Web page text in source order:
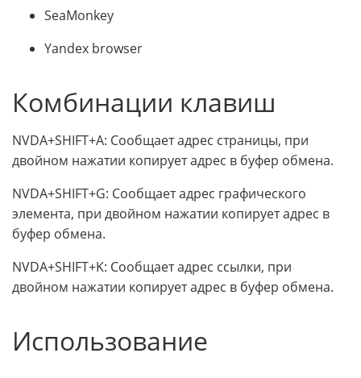
SeaMonkey
Yandex browser
Комбинации клавиш
NVDA+SHIFT+A: Сообщает адрес страницы, при
двойном нажатии копирует адрес в буфер обмена.
NVDA+SHIFT+G: Сообщает адрес графического
элемента, при двойном нажатии копирует адрес в
буфер обмена.
NVDA+SHIFT+K: Сообщает адрес ссылки, при
двойном нажатии копирует адрес в буфер обмена.
Использование